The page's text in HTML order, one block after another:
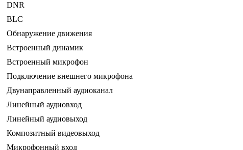
DNR
BLC
Обнаружение движения
Встроенный динамик
Встроенный микрофон
Подключение внешнего микрофона
Двунаправленный аудиоканал
Линейный аудиовход
Линейный аудиовыход
Композитный видеовыход
Микрофонный вход